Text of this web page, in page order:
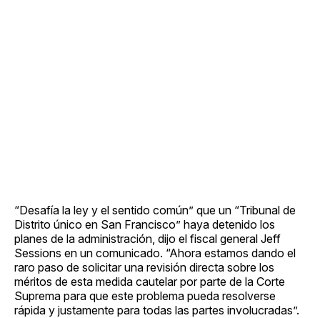
“Desafía la ley y el sentido común” que un “Tribunal de
Distrito único en San Francisco” haya detenido los
planes de la administración, dijo el fiscal general Jeff
Sessions en un comunicado. “Ahora estamos dando el
raro paso de solicitar una revisión directa sobre los
méritos de esta medida cautelar por parte de la Corte
Suprema para que este problema pueda resolverse
rápida y justamente para todas las partes involucradas”.